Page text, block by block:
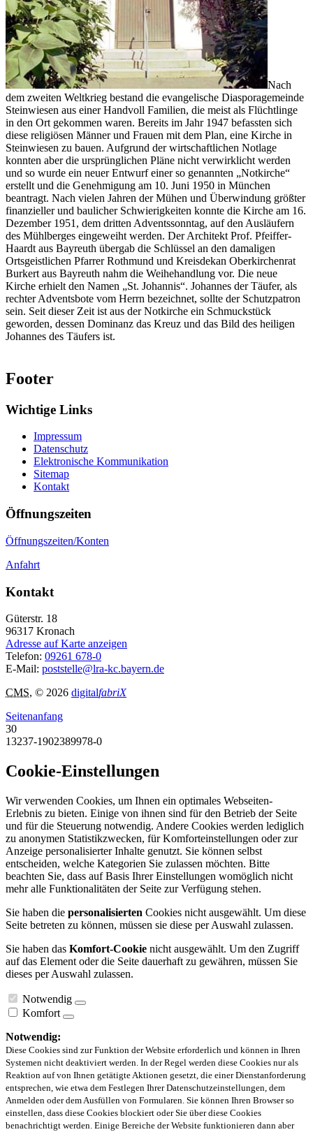
Nach
dem zweiten Weltkrieg bestand die evangelische Diasporagemeinde
Steinwiesen aus einer Handvoll Familien, die meist als Flüchtlinge
in den Ort gekommen waren. Bereits im Jahr 1947 befassten sich
diese religiösen Männer und Frauen mit dem Plan, eine Kirche in
Steinwiesen zu bauen. Aufgrund der wirtschaftlichen Notlage
konnten aber die ursprünglichen Pläne nicht verwirklicht werden
und so wurde ein neuer Entwurf einer so genannten „Notkirche“
erstellt und die Genehmigung am 10. Juni 1950 in München
beantragt. Nach vielen Jahren der Mühen und Überwindung größter
finanzieller und baulicher Schwierigkeiten konnte die Kirche am 16.
Dezember 1951, dem dritten Adventssonntag, auf den Ausläufern
des Mühlberges eingeweiht werden. Der Architekt Prof. Pfeiffer-
Haardt aus Bayreuth übergab die Schlüssel an den damaligen
Ortsgeistlichen Pfarrer Rothmund und Kreisdekan Oberkirchenrat
Burkert aus Bayreuth nahm die Weihehandlung vor. Die neue
Kirche erhielt den Namen „St. Johannis“. Johannes der Täufer, als
rechter Adventsbote vom Herrn bezeichnet, sollte der Schutzpatron
sein. Seit dieser Zeit ist aus der Notkirche ein Schmuckstück
geworden, dessen Dominanz das Kreuz und das Bild des heiligen
Johannes des Täufers ist.
Footer
Wichtige Links
Impressum
Datenschutz
Elektronische Kommunikation
Sitemap
Kontakt
Öffnungszeiten
Öffnungszeiten/Konten
Anfahrt
Kontakt
Güterstr. 18
96317 Kronach
Adresse auf Karte anzeigen
Telefon: 09261 678-0
E-Mail: poststelle@lra-kc.bayern.de
CMS, © 2026 digitalfabriX
Seitenanfang
30
13237-1902389978-0
Cookie-Einstellungen
Wir verwenden Cookies, um Ihnen ein optimales Webseiten-
Erlebnis zu bieten. Einige von ihnen sind für den Betrieb der Seite
und für die Steuerung notwendig. Andere Cookies werden lediglich
zu anonymen Statistikzwecken, für Komforteinstellungen oder zur
Anzeige personalisierter Inhalte genutzt. Sie können selbst
entscheiden, welche Kategorien Sie zulassen möchten. Bitte
beachten Sie, dass auf Basis Ihrer Einstellungen womöglich nicht
mehr alle Funktionalitäten der Seite zur Verfügung stehen.
Sie haben die personalisierten Cookies nicht ausgewählt. Um diese
Seite betreten zu können, müssen sie diese per Auswahl zulassen.
Sie haben das Komfort-Cookie nicht ausgewählt. Um den Zugriff
auf das Element oder die Seite dauerhaft zu gewähren, müssen Sie
dieses per Auswahl zulassen.
Notwendig
Komfort
Notwendig:
Diese Cookies sind zur Funktion der Website erforderlich und können in Ihren
Systemen nicht deaktiviert werden. In der Regel werden diese Cookies nur als
Reaktion auf von Ihnen getätigte Aktionen gesetzt, die einer Dienstanforderung
entsprechen, wie etwa dem Festlegen Ihrer Datenschutzeinstellungen, dem
Anmelden oder dem Ausfüllen von Formularen. Sie können Ihren Browser so
einstellen, dass diese Cookies blockiert oder Sie über diese Cookies
benachrichtigt werden. Einige Bereiche der Website funktionieren dann aber